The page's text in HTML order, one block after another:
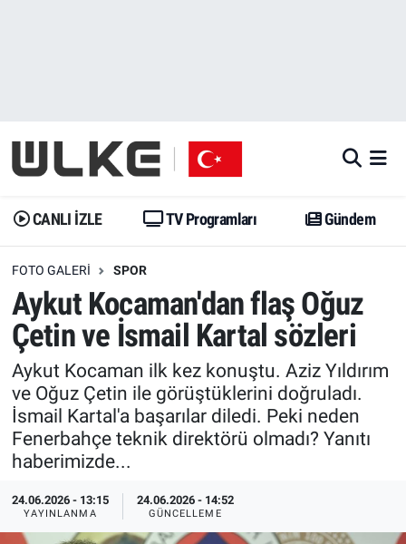
CANLI İZLE TV Programları Gündem
FOTO GALERI SPOR
Aykut Kocaman'dan flaş Oğuz
Çetin ve İsmail Kartal sözleri
Aykut Kocaman ilk kez konuştu. Aziz Yıldırım
ve Oğuz Çetin ile görüştüklerini doğruladı.
İsmail Kartal'a başarılar diledi. Peki neden
Fenerbahçe teknik direktörü olmadı? Yanıtı
haberimizde...
24.06.2026 - 13:15
YAYINLANMA
24.06.2026 - 14:52
GÜNCELLEME
Gündem
Dünya
Erişim Bilgileri
Ekonomi
Trend
Özel Haberler
Gündem
Trend
Erişim Bilgileri
Spor
Ekonomi
Dünya
Özel Haberler
İstanbul Namaz Vakitleri
Trafik Durumu
Erişim Bilgileri
Tüm Manşetler
Son Dakika Haberleri
Haber Arşivi